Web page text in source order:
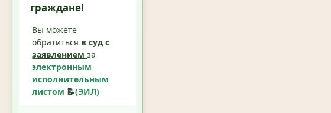
граждане!
Вы можете
обратиться в суд с
заявлениемза
электронным
исполнительным
листом 📝(ЭИЛ)